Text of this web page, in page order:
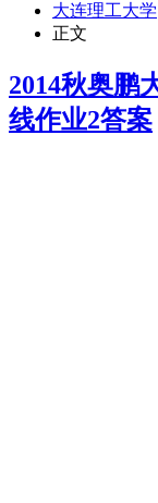
大连理工大学
正文
2014秋奥鹏
线作业2答案